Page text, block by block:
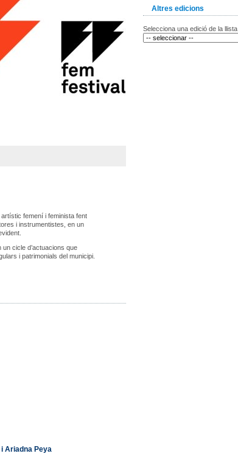
femení i feminista fent
i instrumentistes, en un
cicle d’actuacions que
i patrimonials del municipi.
Ariadna Peya
Altres edicions
Selecciona una edició de la llista